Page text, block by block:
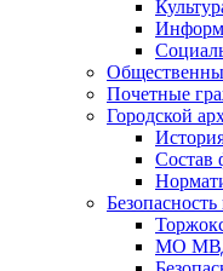
Почетные
Городской
Состав
МО МВД